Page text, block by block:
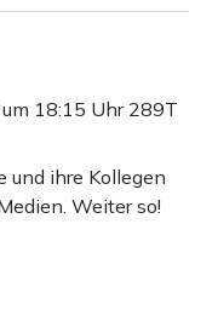
18:15 Uhr 289T
und ihre Kollegen
Weiter so!